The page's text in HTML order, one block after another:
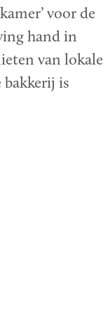
voor de
hand in
van lokale
is